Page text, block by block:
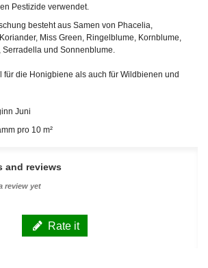
Pestizide verwendet.
besteht aus Samen von Phacelia,
Miss Green, Ringelblume, Kornblume,
Serradella und Sonnenblume.
für die Honigbiene als auch für Wildbienen und
Juni
pro 10 m²
and reviews
review yet
Rate it